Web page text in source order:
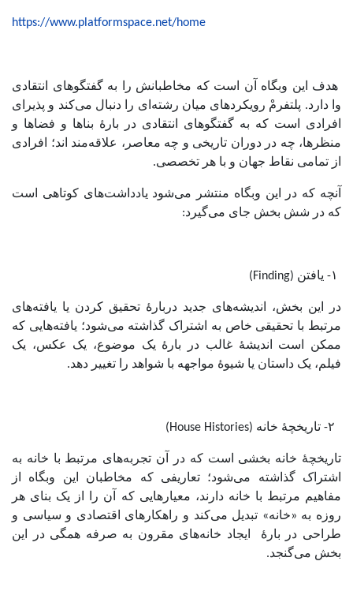
https://www.platformspace.net/home
هدف این وبگاه آن است که مخاطبانش را به گفتگو‌های انتقادی
وا دارد. پلتفرمْ رویکرد‌های میان رشته‌ای را دنبال می‌کند و پذیرای
افرادی است که به گفتگو‌های انتقادی در بارۀ بناها و فضا‌ها و
منظر‌ها، چه در دوران تاریخی و چه معاصر، علاقه‌مند اند؛ افرادی
از تمامی نقاط جهان و با هر تخصصی.
آنچه که در این وبگاه منتشر می‌شود یادداشت‌های کوتاهی است
که در شش بخش جای می‌گیرد:
در این بخش، اندیشه‌های جدید دربارۀ تحقیق کردن یا یافته‌های
مرتبط با تحقیقی خاص به اشتراک گذاشته می‌شود؛ یافته‌هایی که
ممکن است اندیشۀ غالب در بارۀ یک موضوع، یک عکس، یک
فیلم، یک داستان یا شیوۀ مواجهه با شواهد را تغییر دهد.
تاریخچۀ خانه بخشی است که در آن تجربه‌های مرتبط با خانه به
اشتراک گذاشته می‌شود؛ تعاریفی که مخاطبان این وبگاه از
مفاهیم مرتبط با خانه دارند، معیارهایی که آن را از یک بنای هر
روزه به «خانه» تبدیل می‌کند و راهکار‌های اقتصادی و سیاسی و
طراحی در بارۀ ایجاد خانه‌های مقرون به صرفه همگی در این
بخش می‌گنجد.